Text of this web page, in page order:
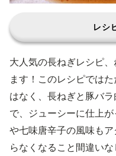
レシ
大人気の長ねぎレシピ
ます！このレシピでは
はなく、長ねぎと豚バ
で、ジューシーに仕上
や七味唐辛子の風味も
らなくなること間違い